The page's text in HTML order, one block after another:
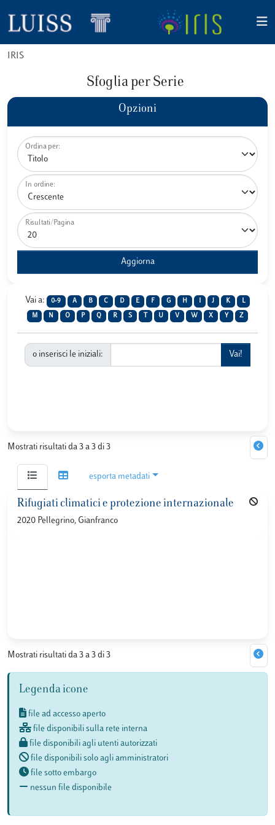
IRIS
Sfoglia per Serie
Opzioni
Ordina per:
In ordine:
Risultati/Pagina
Vai a: 0-9 A B C D E F G H J K L
M N O P Q R S U V W X Y Z
o inserisci le iniziali:
Mostrati risultati da 3 a 3 di 3
esporta metadati
Rifugiati climatici e protezione internazionale
2020 Pellegrino, Gianfranco
Mostrati risultati da 3 a 3 di 3
Legenda icone
file ad accesso aperto
file disponibili sulla rete interna
file disponibili agli utenti autorizzati
file disponibili solo agli amministratori
file sotto embargo
nessun file disponibile